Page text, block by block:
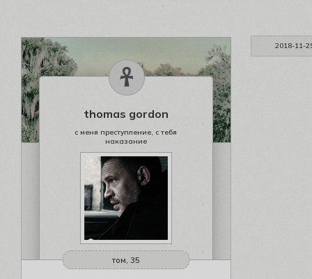
2018-11-
thomas gordon
с меня преступление, с тебя
наказание
том, 35